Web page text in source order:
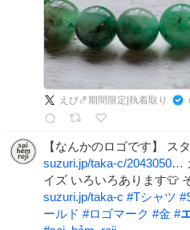
えび🍤期間限定|執着取り
【なんかのロゴです】 ス
suzuri.jp/taka-c/2043050…
イズ いろいろあります👕
suzuri.jp/taka-c #Tシャツ #
ールド #ロゴマーク #金 #